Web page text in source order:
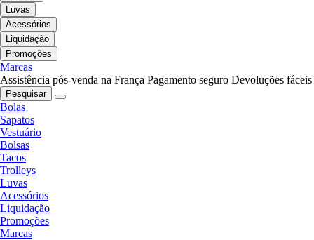
Luvas
Acessórios
Liquidação
Promoções
Marcas
Assistência pós-venda na França Pagamento seguro Devoluções fáceis
Pesquisar
Bolas
Sapatos
Vestuário
Bolsas
Tacos
Trolleys
Luvas
Acessórios
Liquidação
Promoções
Marcas